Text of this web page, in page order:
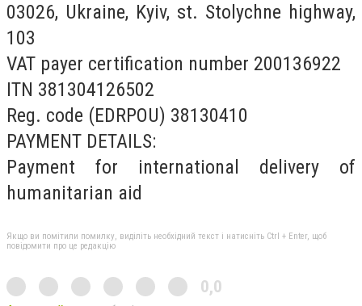
03026, Ukraine, Kyiv, st. Stolychne highway,
103
VAT payer certification number 200136922
ITN 381304126502
Reg. code (EDRPOU) 38130410
PAYMENT DETAILS:
Payment for international delivery of
humanitarian aid
Якщо ви помітили помилку, виділіть необхідний текст і натисніть Ctrl + Enter, щоб
повідомити про це редакцію
0,0